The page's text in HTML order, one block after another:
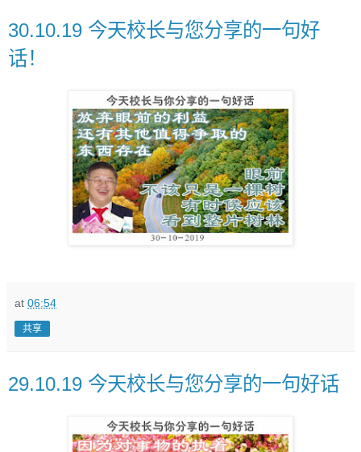
30.10.19 今天校长与您分享的一句好
话！
at 06:54
共享
29.10.19 今天校长与您分享的一句好话